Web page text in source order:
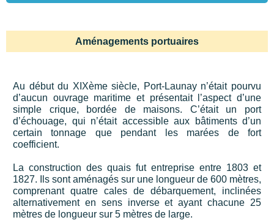
Aménagements portuaires
Au début du XIXème siècle, Port-Launay n’était pourvu
d’aucun ouvrage maritime et présentait l’aspect d’une
simple crique, bordée de maisons. C’était un port
d’échouage, qui n’était accessible aux bâtiments d’un
certain tonnage que pendant les marées de fort
coefficient.
La construction des quais fut entreprise entre 1803 et
1827. Ils sont aménagés sur une longueur de 600 mètres,
comprenant quatre cales de débarquement, inclinées
alternativement en sens inverse et ayant chacune 25
mètres de longueur sur 5 mètres de large.